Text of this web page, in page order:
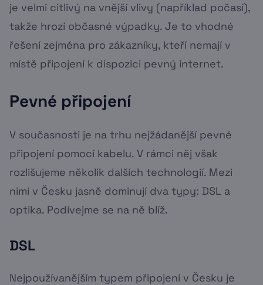
je velmi citlivý na vnější vlivy (například počasí),
takže hrozí občasné výpadky. Je to vhodné
řešení zejména pro zákazníky, kteří nemají v
místě připojení k dispozici pevný internet.
Pevné připojení
V současnosti je na trhu nejžádanější pevné
připojení pomocí kabelu. V rámci něj však
rozlišujeme několik dalších technologií. Mezi
nimi v Česku jasně dominují dva typy: DSL a
optika. Podívejme se na ně blíž.
DSL
Nejpoužívanějším typem připojení v Česku je